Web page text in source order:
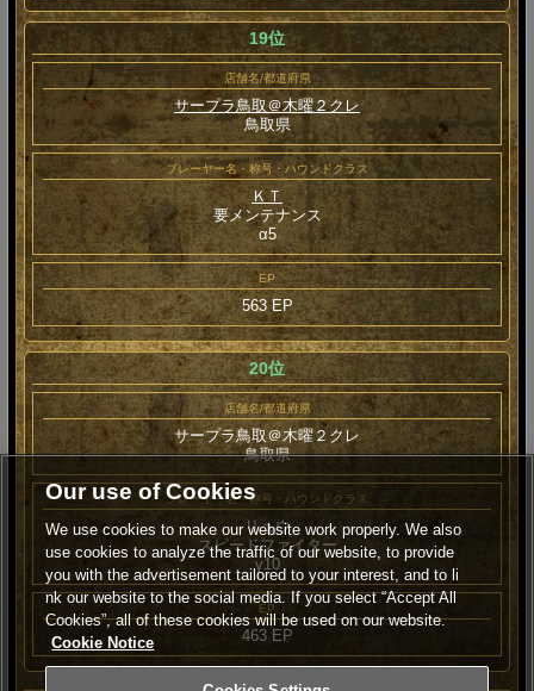
19位
店舗名/都道府県
サープラ鳥取＠木曜２クレ
鳥取県
プレーヤー名・称号・ハウンドクラス
ＫＴ
要メンテナンス
α5
EP
563 EP
20位
店舗名/都道府県
サープラ鳥取＠木曜２クレ
鳥取県
プレーヤー名・称号・ハウンドクラス
リュウ
スピードファイター
γ10
EP
463 EP
Our use of Cookies
We use cookies to make our website work properly. We also
use cookies to analyze the traffic of our website, to provide
you with the advertisement tailored to your interest, and to li
nk our website to the social media. If you select “Accept All
Cookies”, all of these cookies will be used on our website.
Cookie Notice